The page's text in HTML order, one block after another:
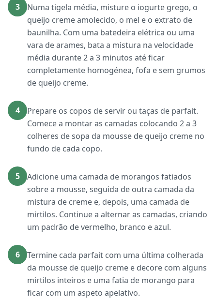
3
Numa tigela média, misture o iogurte grego, o
queijo creme amolecido, o mel e o extrato de
baunilha. Com uma batedeira elétrica ou uma
vara de arames, bata a mistura na velocidade
média durante 2 a 3 minutos até ficar
completamente homogénea, fofa e sem grumos
de queijo creme.
4
Prepare os copos de servir ou taças de parfait.
Comece a montar as camadas colocando 2 a 3
colheres de sopa da mousse de queijo creme no
fundo de cada copo.
5
Adicione uma camada de morangos fatiados
sobre a mousse, seguida de outra camada da
mistura de creme e, depois, uma camada de
mirtilos. Continue a alternar as camadas, criando
um padrão de vermelho, branco e azul.
6
Termine cada parfait com uma última colherada
da mousse de queijo creme e decore com alguns
mirtilos inteiros e uma fatia de morango para
ficar com um aspeto apelativo.